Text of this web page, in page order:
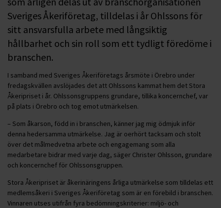
Sveriges Åkeriföretag, tilldelas i år Ohlssons för
sitt ansvarsfulla arbete med långsiktig
hållbarhet och sin roll som ett tydligt föredöme i
branschen.
I samband med Sveriges Åkeriföretags årsmöte i Örebro under
fredagskvällen avslöjades det att Ohlssons kammat hem det Stora
Åkeripriset i år. Ohlssonsgruppens grundare, tillika koncernchef, var
på plats i Örebro och tog emot utmärkelsen.
– Som åkarson, född in i branschen, känner jag mig ödmjuk inför
denna hedersamma utmärkelse. Jag är oerhört tacksam och stolt
över det målmedvetna arbete och engagemang som alla
medarbetare bidrar med varje dag, säger Christer Ohlsson, grundare
och koncernchef för Ohlssonsgruppen.
Stora Åkeripriset är åkerinäringens årliga utmärkelse som tilldelas ett
medlemsåkeri i Sveriges Åkeriföretag som är en förebild i branschen.
Vinnaren utses utifrån fyra bedömningskriterier: miljö- och